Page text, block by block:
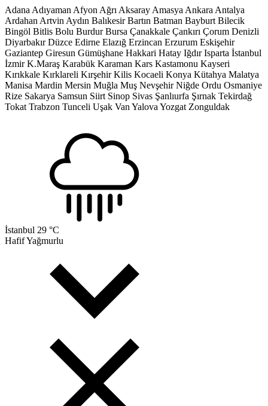
Adana Adıyaman Afyon Ağrı Aksaray Amasya Ankara Antalya
Ardahan Artvin Aydın Balıkesir Bartın Batman Bayburt Bilecik
Bingöl Bitlis Bolu Burdur Bursa Çanakkale Çankırı Çorum Denizli
Diyarbakır Düzce Edirne Elazığ Erzincan Erzurum Eskişehir
Gaziantep Giresun Gümüşhane Hakkari Hatay Iğdır Isparta İstanbul
İzmir K.Maraş Karabük Karaman Kars Kastamonu Kayseri
Kırıkkale Kırklareli Kırşehir Kilis Kocaeli Konya Kütahya Malatya
Manisa Mardin Mersin Muğla Muş Nevşehir Niğde Ordu Osmaniye
Rize Sakarya Samsun Siirt Sinop Sivas Şanlıurfa Şırnak Tekirdağ
Tokat Trabzon Tunceli Uşak Van Yalova Yozgat Zonguldak
İstanbul 29 °C
Hafif Yağmurlu